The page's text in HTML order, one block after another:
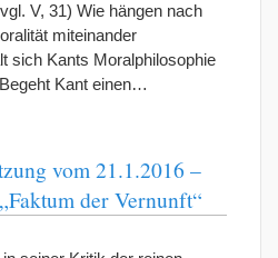
V, 31) Wie hängen nach
miteinander
sich Kants Moralphilosophie
Kant einen…
vom 21.1.2016 –
der Vernunft“